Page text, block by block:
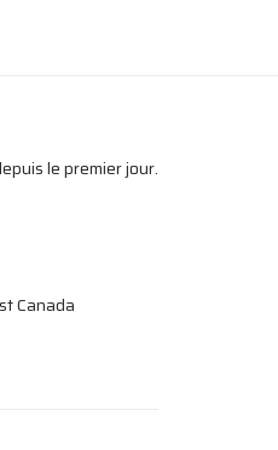
le premier jour.
Canada